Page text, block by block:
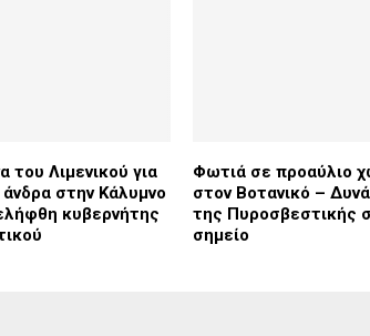
του Λιμενικού για
στην Κάλυμνο
κυβερνήτης
Φωτιά σε προαύλιο
στον Βοτανικό –
της Πυροσβεστικής
σημείο